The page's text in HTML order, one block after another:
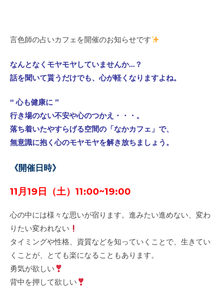
言色師の占いカフェを開催のお知らせです
なんとなくモヤモヤしていませんか…？
話を聞いて貰うだけでも、心が軽くなりますよね。
“ 心も健康に ”
行き場のない不安や心のつかえ・・・。
落ち着いたやすらげる空間の「なかカフェ」で、
無意識に抱く心のモヤモヤを解き放ちましょう。
《開催日時》
11月19日（土）11:00~19:00
心の中には様々な思いが宿ります。進みたい進めない、変わ
りたい変われない
タイミングや性格、資質などを知っていくことで、生きてい
くことが、とても楽になることもあります。
勇気が欲しい
背中を押して欲しい